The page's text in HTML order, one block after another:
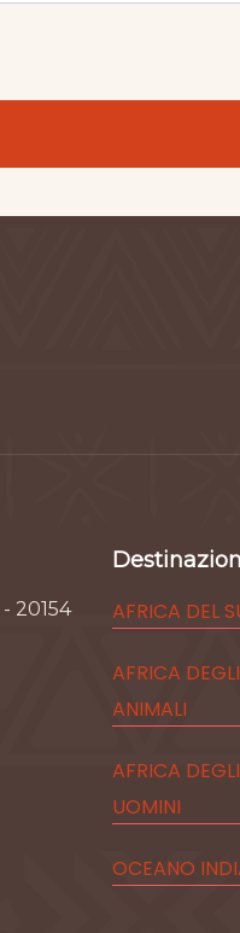
20154
AFRICA DEL
AFRICA DEGLI
ANIMALI
AFRICA DEGLI
UOMINI
OCEANO